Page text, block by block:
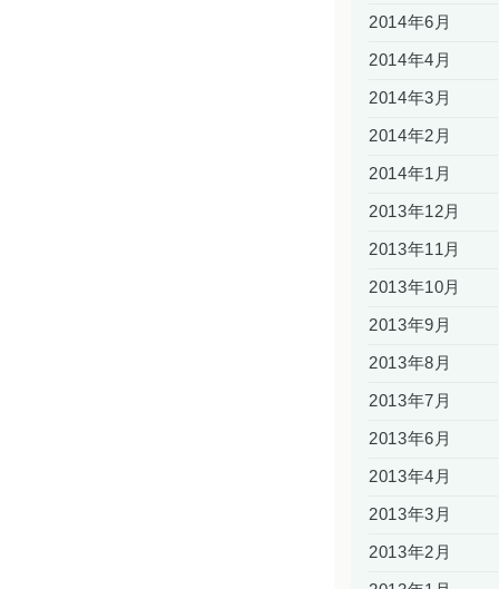
2014年6月
2014年4月
2014年3月
2014年2月
2014年1月
2013年12月
2013年11月
2013年10月
2013年9月
2013年8月
2013年7月
2013年6月
2013年4月
2013年3月
2013年2月